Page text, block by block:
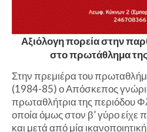
Αξιόλογη πορεία στην
στο πρωτάθλημα της
Στην πρεμιέρα του
(1984-85) ο Απόσκεπος
πρωταθλήτρια της περιόδου
οποία όμως στον β’ γύρο είχε
και μετά από μία